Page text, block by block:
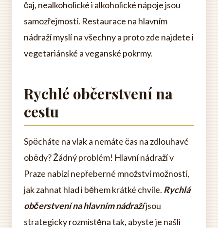
čaj, nealkoholické i alkoholické nápoje jsou
samozřejmostí. Restaurace na hlavním
nádraží myslí na všechny a proto zde najdete i
vegetariánské a veganské pokrmy.
Rychlé občerstvení na
cestu
Spěcháte na vlak a nemáte čas na zdlouhavé
obědy? Žádný problém! Hlavní nádraží v
Praze nabízí nepřeberné množství možností,
jak zahnat hlad i během krátké chvíle. Rychlá
občerstvení na hlavním nádražíjsou
strategicky rozmístěna tak, abyste je našli